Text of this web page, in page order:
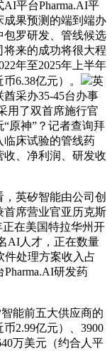
平台Pharma.AI平
成果预测的端到端办
包罗研发、管线候选
来的成功将很大程
年至2025年上半年
6.38亿元）。
英
采办35-45台办事
用了双首席施行官
原神”？记者查询拜
临床试验的管线药
、净利润、研发收
英矽智能由公司创
首席营业官亚历克斯
正在美国特拉华州开
AI人才，正在数量
件处理方案收入占
研发药
能前五大供应商的
2.99亿元）、3900
万美元（约合人平